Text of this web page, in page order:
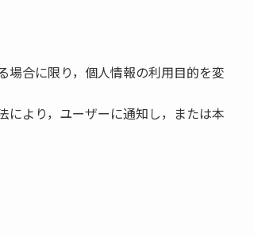
場合に限り，個人情報の利用目的を変
により，ユーザーに通知し，または本